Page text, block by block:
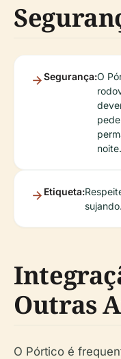
Segurança:O
noite.
Etiqueta:
Outras
O Pórtico é